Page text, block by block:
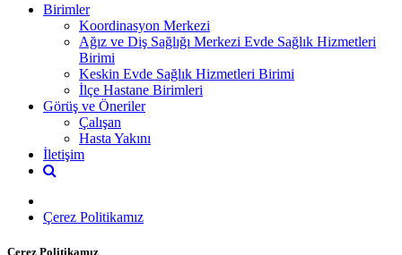
Birimler
Koordinasyon Merkezi
Ağız ve Diş Sağlığı Merkezi Evde Sağlık Hizmetleri
Birimi
Keskin Evde Sağlık Hizmetleri Birimi
İlçe Hastane Birimleri
Görüş ve Öneriler
Çalışan
Hasta Yakını
İletişim
Çerez Politikamız
Çerez Politikamız